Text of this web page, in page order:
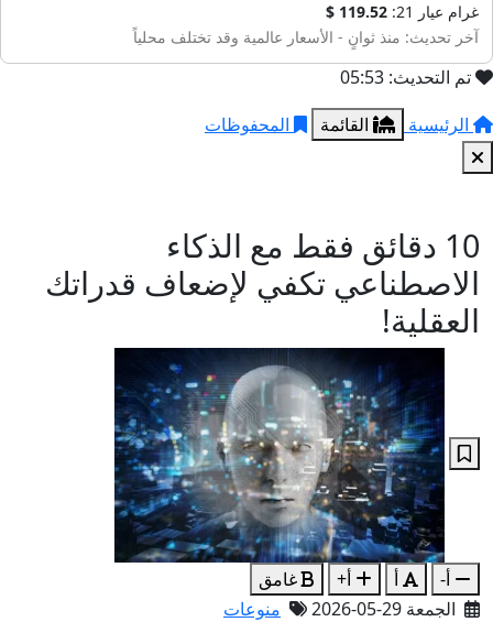
غرام عيار 21:
119.52 $
آخر تحديث: منذ ثوانٍ - الأسعار عالمية وقد تختلف محلياً
تم التحديث: 05:53
الرئيسية
القائمة المحفوظات
10 دقائق فقط مع الذكاء
الاصطناعي تكفي لإضعاف قدراتك
العقلية!
أ- أ+
غامق
الجمعة 29-05-2026
منوعات